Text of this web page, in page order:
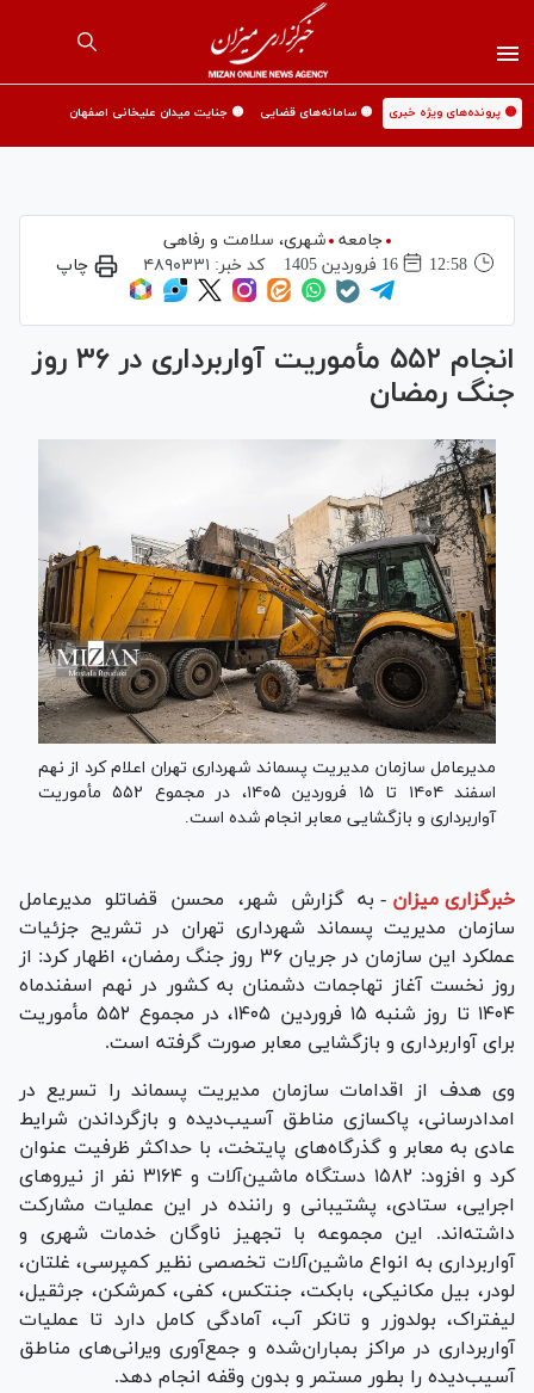
🟡 پرونده‌های ویژه خبری 🟡 سامانه‌های قضایی 🟡 جنایت میدان علیخانی اصفهان
جامعه
شهری،‌ سلامت و رفاهی
12:58
16 فروردين 1405 کد خبر: ۴۸۹۰۳۳۱ چاپ
انجام ۵۵۲ مأموریت آواربرداری در ۳۶ روز
جنگ رمضان
مدیرعامل سازمان مدیریت پسماند شهرداری تهران اعلام کرد از نهم
اسفند ۱۴۰۴ تا ۱۵ فروردین ۱۴۰۵، در مجموع ۵۵۲ مأموریت
آواربرداری و بازگشایی معابر انجام شده است.
خبرگزاری میزان - به گزارش شهر، محسن قضاتلو مدیرعامل
سازمان مدیریت پسماند شهرداری تهران در تشریح جزئیات
عملکرد این سازمان در جریان ۳۶ روز جنگ رمضان، اظهار کرد: از
روز نخست آغاز تهاجمات دشمنان به کشور در نهم اسفندماه
۱۴۰۴ تا روز شنبه ۱۵ فروردین ۱۴۰۵، در مجموع ۵۵۲ مأموریت
برای آواربرداری و بازگشایی معابر صورت گرفته است.
وی هدف از اقدامات سازمان مدیریت پسماند را تسریع در
امدادرسانی، پاکسازی مناطق آسیب‌دیده و بازگرداندن شرایط
عادی به معابر و گذرگاه‌های پایتخت، با حداکثر ظرفیت عنوان
کرد و افزود: ۱۵۸۲ دستگاه ماشین‌آلات و ۳۱۶۴ نفر از نیرو‌های
اجرایی، ستادی، پشتیبانی و راننده در این عملیات مشارکت
داشته‌اند. این مجموعه با تجهیز ناوگان خدمات شهری و
آواربرداری به انواع ماشین‌آلات تخصصی نظیر کمپرسی، غلتان،
لودر، بیل مکانیکی، بابکت، جنتکس، کفی، کمرشکن، جرثقیل،
لیفتراک، بولدوزر و تانکر آب، آمادگی کامل دارد تا عملیات
آواربرداری در مراکز بمباران‌شده و جمع‌آوری ویرانی‌های مناطق
آسیب‌دیده را بطور مستمر و بدون وقفه انجام دهد.